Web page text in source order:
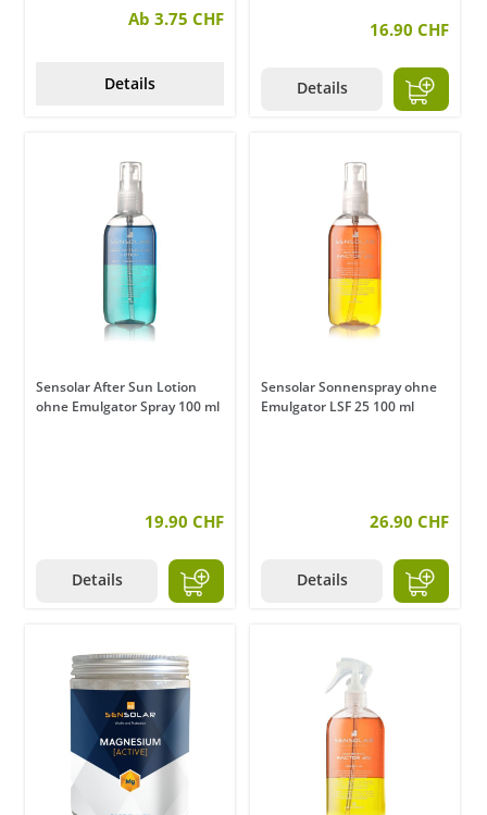
Ab 3.75 CHF
Details
16.90 CHF
Details
Sensolar After Sun Lotion
ohne Emulgator Spray 100 ml
19.90 CHF
Details
Sensolar Sonnenspray ohne
Emulgator LSF 25 100 ml
26.90 CHF
Details